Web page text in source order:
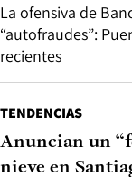
La ofensiva de
“autofraudes”:
recientes
TENDENCIAS
Anuncian un
nieve en